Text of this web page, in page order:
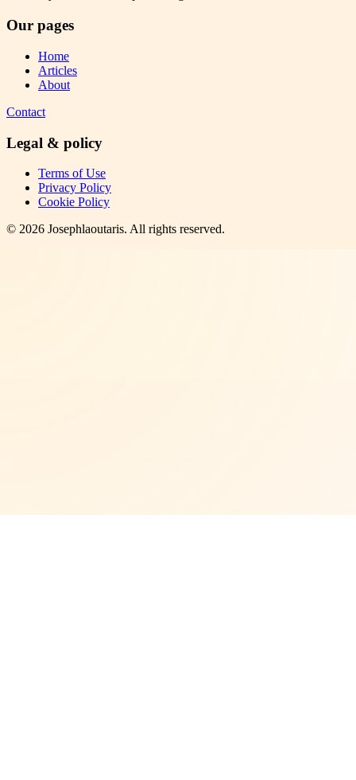
Our pages
Home
Articles
About
Contact
Legal & policy
Terms of Use
Privacy Policy
Cookie Policy
© 2026 Josephlaoutaris. All rights reserved.